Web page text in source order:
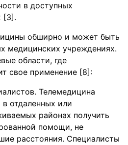
в доступных
[3].
обширно и может быть
медицинских учреждениях.
области, где
свое применение [8]:
Телемедицина
в отдаленных или
районах получить
помощи, не
расстояния. Специалисты